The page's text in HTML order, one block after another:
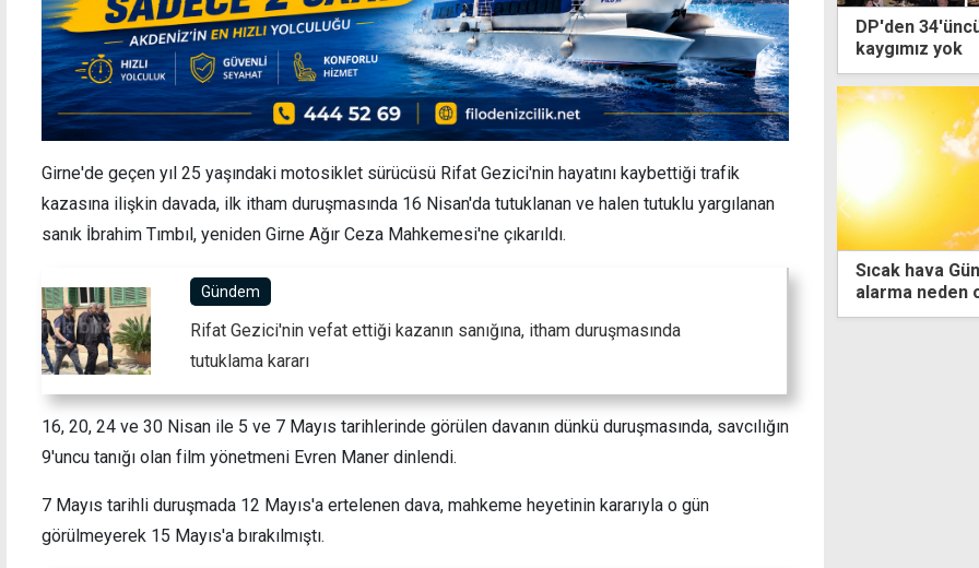
Girne'de geçen yıl 25 yaşındaki motosiklet sürücüsü Rifat Gezici'nin hayatını kaybettiği trafik
kazasına ilişkin davada, ilk itham duruşmasında 16 Nisan'da tutuklanan ve halen tutuklu yargılanan
sanık İbrahim Tımbıl, yeniden Girne Ağır Ceza Mahkemesi'ne çıkarıldı.
Gündem
Rifat Gezici'nin vefat ettiği kazanın sanığına, itham duruşmasında
tutuklama kararı
16, 20, 24 ve 30 Nisan ile 5 ve 7 Mayıs tarihlerinde görülen davanın dünkü duruşmasında, savcılığın
9'uncu tanığı olan film yönetmeni Evren Maner dinlendi.
7 Mayıs tarihli duruşmada 12 Mayıs'a ertelenen dava, mahkeme heyetinin kararıyla o gün
görülmeyerek 15 Mayıs'a bırakılmıştı.
DP'den
kaygımız yok
reddettiler, Akıncılar'dan vazgeçmemizi
istediler"
Sıcak hava Güney'de bir kez daha turuncu